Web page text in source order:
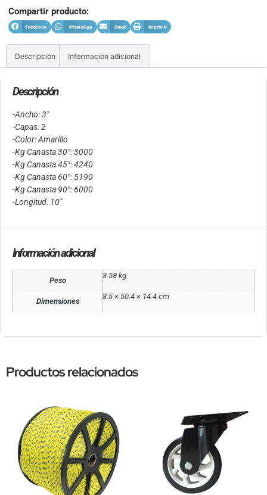
Compartir producto:
Facebook WhatsApp Email Imprimir
Descripción Información adicional
Descripción
-Ancho: 3″
-Capas: 2
-Color: Amarillo
-Kg Canasta 30°: 3000
-Kg Canasta 45°: 4240
-Kg Canasta 60°: 5190
-Kg Canasta 90°: 6000
-Longitud: 10″
Información adicional
Peso
3.58 kg
Dimensiones
8.5 × 50.4 × 14.4 cm
Productos relacionados